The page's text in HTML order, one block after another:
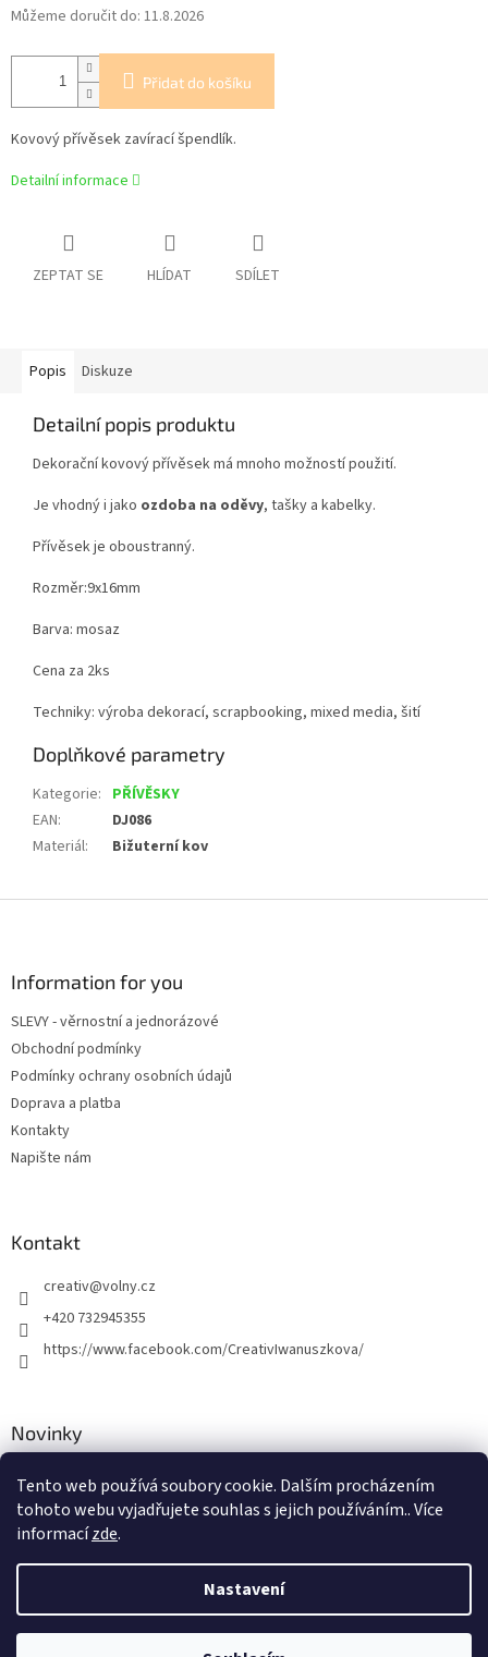
Tento web používá soubory cookie. Dalším procházením
tohoto webu vyjadřujete souhlas s jejich používáním.. Více
informacízde.
Nastavení
Můžeme doručit do: 11.8.2026
Přidat do košíku
Kovový přívěsek zavírací špendlík.
Detailní informace
ZEPTAT SE HLÍDAT SDÍLET
Popis Diskuze
Detailní popis produktu
Dekorační kovový přívěsek má mnoho možností použití.
Je vhodný i jako ozdoba na oděvy, tašky a kabelky.
Přívěsek je oboustranný.
Rozměr:9x16mm
Barva: mosaz
Cena za 2ks
Techniky: výroba dekorací, scrapbooking, mixed media, šití
Doplňkové parametry
Kategorie: PŘÍVĚSKY
EAN:
DJ086
Materiál: Bižuterní kov
Information for you
SLEVY - věrnostní a jednorázové
Obchodní podmínky
Podmínky ochrany osobních údajů
Doprava a platba
Kontakty
Napište nám
Kontakt
creativ@volny.cz
+420 732945355
https://www.facebook.com/CreativIwanuszkova/
Novinky
30.8.2018
Vytvořil Shoptet